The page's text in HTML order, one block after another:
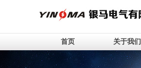
首页 关于我们